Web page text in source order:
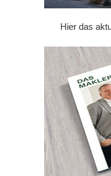
Hier das